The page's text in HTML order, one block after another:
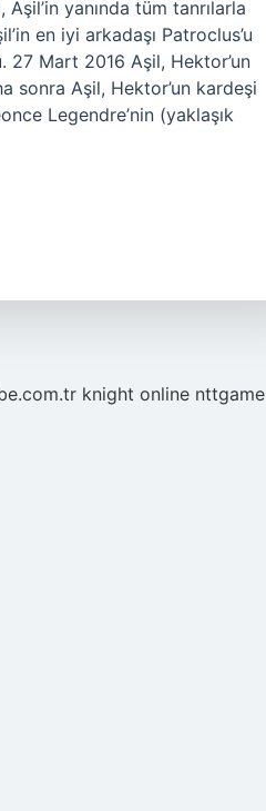
yanında tüm tanrılarla
en iyi arkadaşı Patroclus’u
27 Mart 2016 Aşil, Hektor’un
sonra Aşil, Hektor’un kardeşi
Legendre’nin (yaklaşık
knight online nttgame